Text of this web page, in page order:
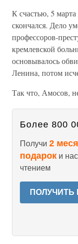
К счастью, 5
скончался. Дело
профессоров-
кремлевской
основывалось
Ленина, потом
Так что, Амосов,
Более 800
Получи 2
подарок и
чтением
ПОЛУЧИТЬ